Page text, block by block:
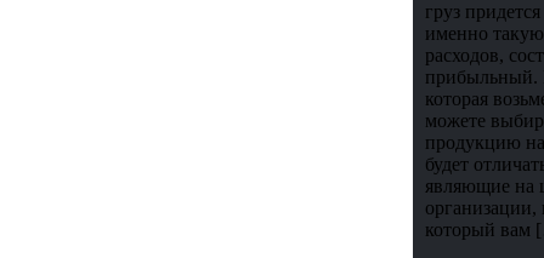
груз
именно
расходов,
прибыльный.
которая
можете
продукцию
будет
являющие на
который вам